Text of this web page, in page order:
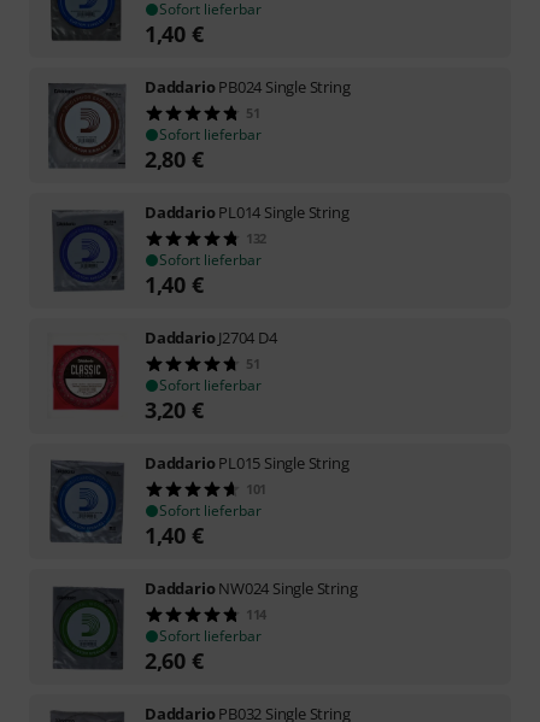
Sofort lieferbar
1,40 €
DaddarioPB024 Single String
51
Sofort lieferbar
2,80 €
DaddarioPL014 Single String
132
Sofort lieferbar
1,40 €
DaddarioJ2704 D4
51
Sofort lieferbar
3,20 €
DaddarioPL015 Single String
101
Sofort lieferbar
1,40 €
DaddarioNW024 Single String
114
Sofort lieferbar
2,60 €
DaddarioPB032 Single String